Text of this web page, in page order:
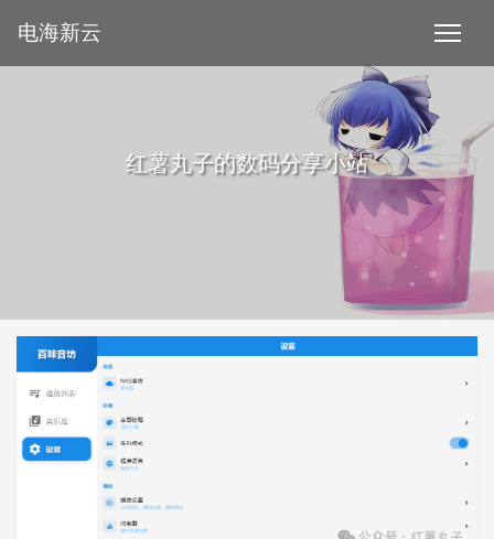
电海新云
红薯丸子的数码分享小站